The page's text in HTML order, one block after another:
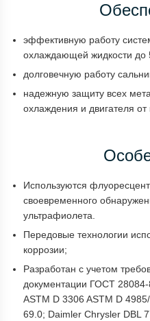
эффективную работу
охлаждающей жидкости до
долговечную работу
надежную защиту всех
охлаждения и двигателя от
Используются
своевременного
ультрафиолета.
Передовые технологии
коррозии;
Разработан с учетом
документации ГОСТ
ASTM D 3306 ASTM D
69.0; Daimler Chrysler DBL